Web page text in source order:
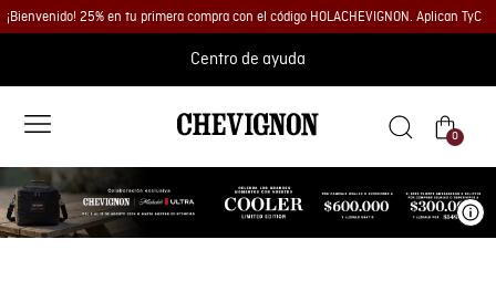
¡Bienvenido! 25% en tu primera compra con el código HOLACHEVIGNON. Aplican TyC
Centro de ayuda
0